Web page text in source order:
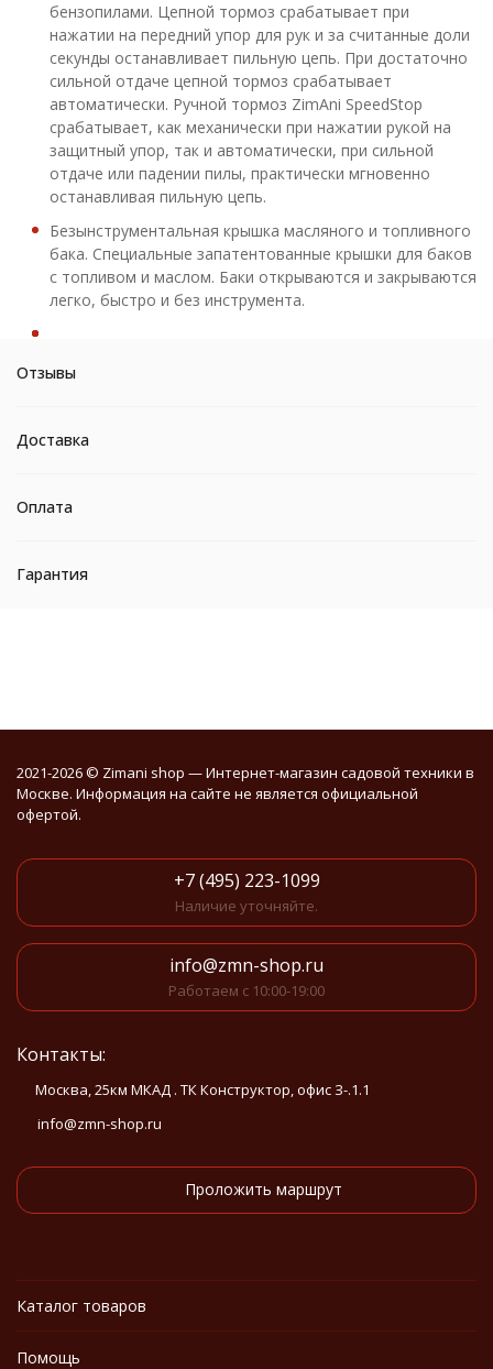
бензопилами. Цепной тормоз срабатывает при
нажатии на передний упор для рук и за считанные доли
секунды останавливает пильную цепь. При достаточно
сильной отдаче цепной тормоз срабатывает
автоматически. Ручной тормоз ZimAni SpeedStop
срабатывает, как механически при нажатии рукой на
защитный упор, так и автоматически, при сильной
отдаче или падении пилы, практически мгновенно
останавливая пильную цепь.
Безынструментальная крышка масляного и топливного
бака. Специальные запатентованные крышки для баков
с топливом и маслом. Баки открываются и закрываются
легко, быстро и без инструмента.
Отзывы
Доставка
Оплата
Гарантия
2021-2026 © Zimani shop — Интернет-магазин садовой техники в
Москве. Информация на сайте не является официальной
офертой.
+7 (495) 223-1099
Наличие уточняйте.
info@zmn-shop.ru
Работаем с 10:00-19:00
Контакты:
Москва, 25км МКАД . ТК Конструктор, офис З-.1.1
info@zmn-shop.ru
Проложить маршрут
Каталог товаров
Помощь